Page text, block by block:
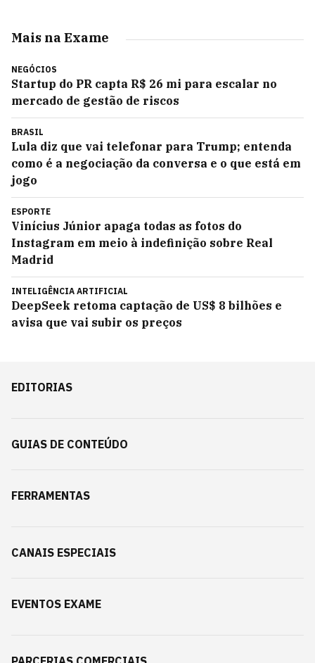
Mais na Exame
NEGÓCIOS
Startup do PR capta R$ 26 mi para escalar no
mercado de gestão de riscos
BRASIL
Lula diz que vai telefonar para Trump; entenda
como é a negociação da conversa e o que está em
jogo
ESPORTE
Vinícius Júnior apaga todas as fotos do
Instagram em meio à indefinição sobre Real
Madrid
INTELIGÊNCIA ARTIFICIAL
DeepSeek retoma captação de US$ 8 bilhões e
avisa que vai subir os preços
EDITORIAS
GUIAS DE CONTEÚDO
FERRAMENTAS
CANAIS ESPECIAIS
EVENTOS EXAME